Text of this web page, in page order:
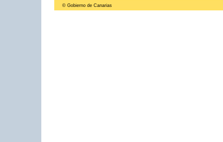
© Gobierno de Canarias